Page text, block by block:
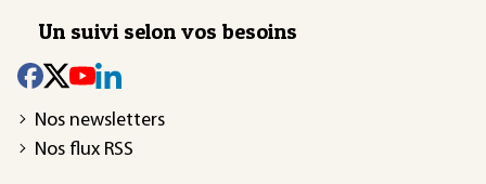
Un suivi selon vos besoins
Nos newsletters
Nos flux RSS